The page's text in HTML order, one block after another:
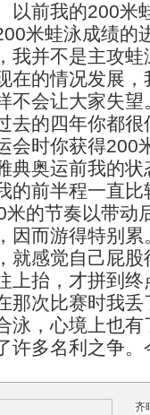
以前我的200米
米蛙泳成绩的
我并不是主攻
在的情况发展
不会让大家失望
的四年你都很
会时你获得200
奥运前我的状
的前半程一直
米的节奏以带动
因而游得特别
就感觉自己屁
上抬，才拼到
那次比赛时我
泳，心境上也
许多名利之争